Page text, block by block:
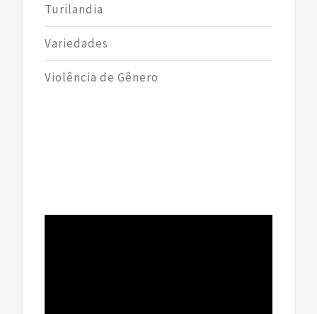
Turilandia
Variedades
Violência de Gênero